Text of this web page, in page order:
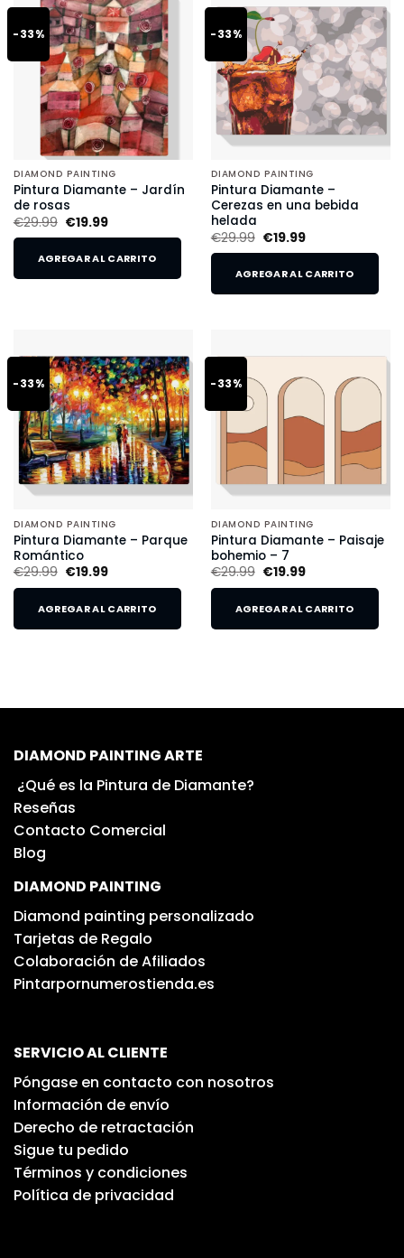
-33%
DIAMOND PAINTING
Pintura Diamante – Jardín
de rosas
€29.99 €19.99
AGREGAR AL CARRITO
-33%
DIAMOND PAINTING
Pintura Diamante –
Cerezas en una bebida
helada
€29.99 €19.99
AGREGAR AL CARRITO
-33%
DIAMOND PAINTING
Pintura Diamante – Parque
Romántico
€29.99 €19.99
AGREGAR AL CARRITO
-33%
DIAMOND PAINTING
Pintura Diamante – Paisaje
bohemio – 7
€29.99 €19.99
AGREGAR AL CARRITO
DIAMOND PAINTING ARTE
¿Qué es la Pintura de Diamante?
Reseñas
Contacto Comercial
Blog
DIAMOND PAINTING
Diamond painting personalizado
Tarjetas de Regalo
Colaboración de Afiliados
Pintarpornumerostienda.es
SERVICIO AL CLIENTE
Póngase en contacto con nosotros
Información de envío
Derecho de retractación
Sigue tu pedido
Términos y condiciones
Política de privacidad